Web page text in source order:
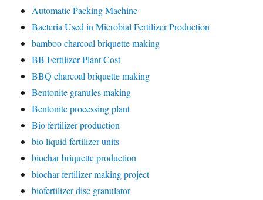
Automatic Packing Machine
Bacteria Used in Microbial Fertilizer Production
bamboo charcoal briquette making
BB Fertilizer Plant Cost
BBQ charcoal briquette making
Bentonite granules making
Bentonite processing plant
Bio fertilizer production
bio liquid fertilizer units
biochar briquette production
biochar fertilizer making project
biofertilizer disc granulator